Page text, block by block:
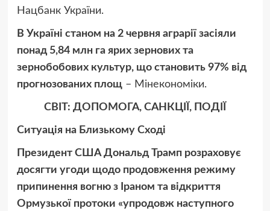
Нацбанк України.
В Україні станом на 2 червня аграрії засіяли
понад 5,84 млн га ярих зернових та
зернобобових культур, що становить 97% від
прогнозованих площ– Мінекономіки.
СВІТ: ДОПОМОГА, САНКЦІЇ, ПОДІЇ
Ситуація на Близькому Сході
Президент США Дональд Трамп розраховує
досягти угоди щодо продовження режиму
припинення вогню з Іраном та відкриття
Ормузької протоки «упродовж наступного